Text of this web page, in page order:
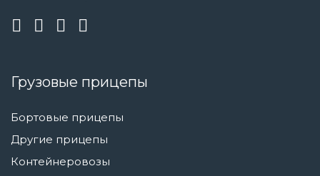
Грузовые прицепы
Бортовые прицепы
Другие прицепы
Контейнеровозы